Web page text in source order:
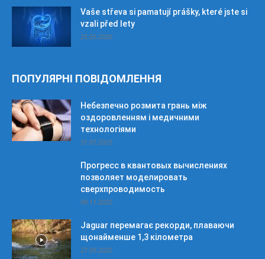
Vaše střeva si pamatují prášky, které jste si
vzali před lety
25.05.2026
ПОПУЛЯРНІ ПОВІДОМЛЕННЯ
Небезпечно розмита грань між
оздоровленням і медичними
технологіями
31.07.2025
Прогресс в квантовых вычислениях
позволяет моделировать
сверхпроводимость
08.11.2025
Jaguar перемагає рекорди, плаваючи
щонайменше 1,3 кілометра
27.09.2025